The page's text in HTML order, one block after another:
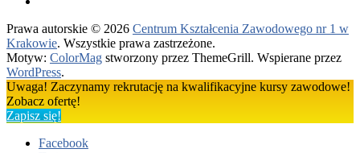
Prawa autorskie © 2026 Centrum Kształcenia Zawodowego nr 1 w
Krakowie. Wszystkie prawa zastrzeżone.
Motyw: ColorMag stworzony przez ThemeGrill. Wspierane przez
WordPress.
Uwaga! Zaczynamy rekrutację na kwalifikacyjne kursy zawodowe!
Zobacz ofertę!
Zapisz się!
Facebook